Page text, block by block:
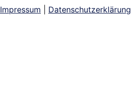
Impressum Datenschutzerklärung